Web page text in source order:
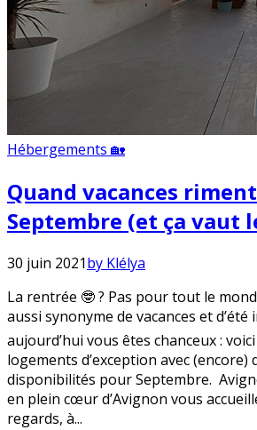
Hébergements 🏡
Quand vacances
Septembre (et ça vaut
30 juin 2021by Klélya
La rentrée 🤓 ? Pas pour tout le
aussi synonyme de vacances et
aujourd’hui vous êtes chanceux :
logements d’exception avec (encore)
disponibilités pour Septembre.
en plein cœur d’Avignon vous
regards, à...